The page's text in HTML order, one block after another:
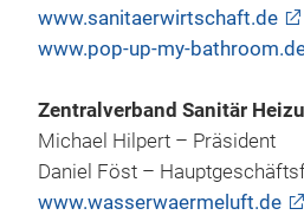
www.sanitaerwirtschaft.de
www.pop-up-my-
Zentralverband Sanitär
Michael Hilpert – Präsident
Daniel Föst –
www.wasserwaermeluft.de